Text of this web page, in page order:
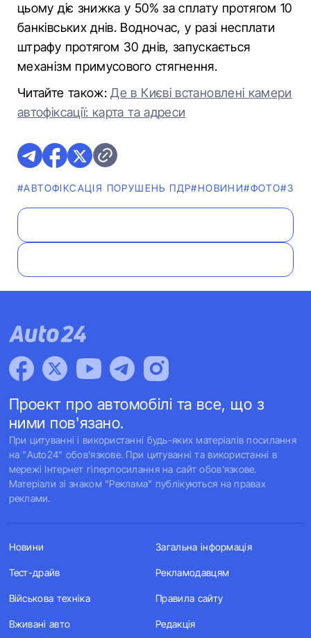
цьому діє знижка у 50% за сплату протягом 10
банківських днів. Водночас, у разі несплати
штрафу протягом 30 днів, запускається
механізм примусового стягнення.
Читайте також:Де в Києві встановлені камери
автофіксації: карта та адреси
#АВТОФІКСАЦІЯ ПОРУШЕНЬ ПДР#НОВИНИ#ФОТО
Проект про автомобілі та все, що з
ними пов'язано.
При цитуванні і використанні будь-яких матеріалів посилання
на "Auto24" обов'язкове. При цитуванні та використанні в
мережі Інтернет гіперпосилання на сайт обов'язкове.
Матеріали зі знаком "Реклама" публікуються на правах
реклами.
Новини
Тест-драйв
Військова техніка
Вживані авто
Загальна інформація
Рекламодавцям
Правила сайту
Редакція